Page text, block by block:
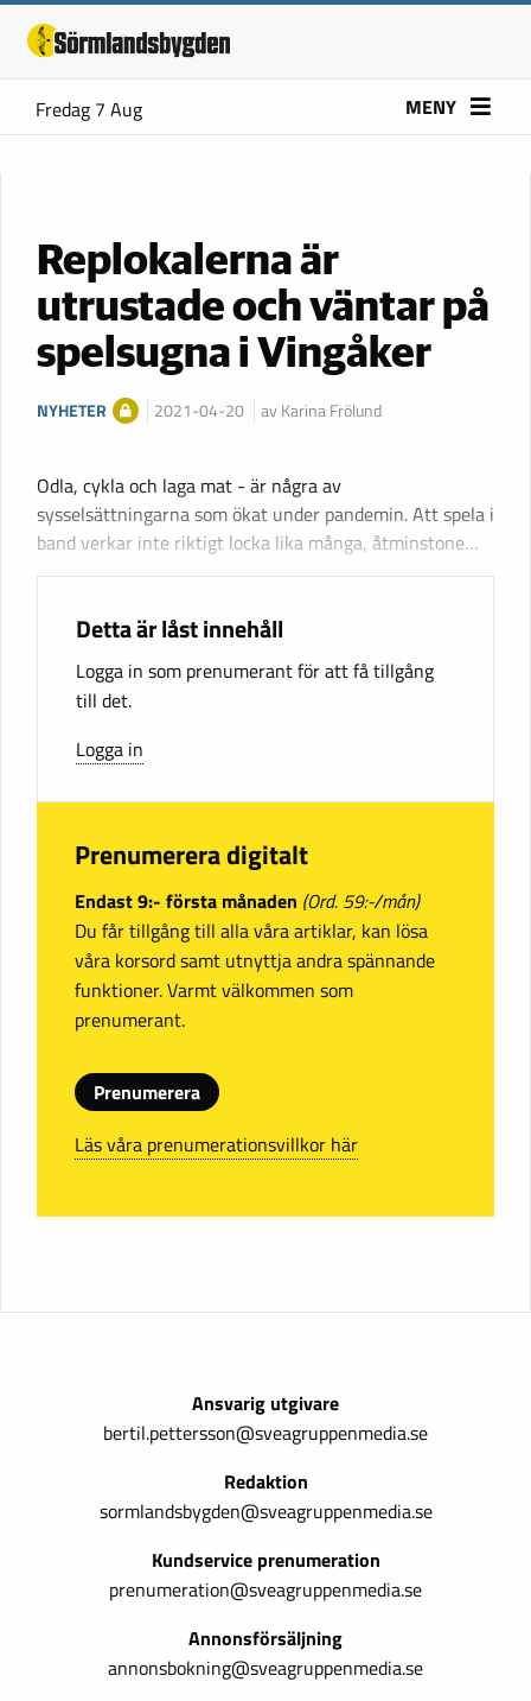
Fredag 7 Aug MENY
Replokalerna är
utrustade och väntar på
spelsugna i Vingåker
NYHETER 2021-04-20 av Karina Frölund
Odla, cykla och laga mat - är några av
sysselsättningarna som ökat under pandemin. Att spela i
band verkar inte riktigt locka lika många, åtminstone…
Detta är låst innehåll
Logga in som prenumerant för att få tillgång
till det.
Logga in
Prenumerera digitalt
Endast 9:- första månaden (Ord. 59:-/mån)
Du får tillgång till alla våra artiklar, kan lösa
våra korsord samt utnyttja andra spännande
funktioner. Varmt välkommen som
prenumerant.
Prenumerera
Läs våra prenumerationsvillkor här
Ansvarig utgivare
bertil.pettersson@sveagruppenmedia.se
Redaktion
sormlandsbygden@sveagruppenmedia.se
Kundservice prenumeration
prenumeration@sveagruppenmedia.se
Annonsförsäljning
annonsbokning@sveagruppenmedia.se